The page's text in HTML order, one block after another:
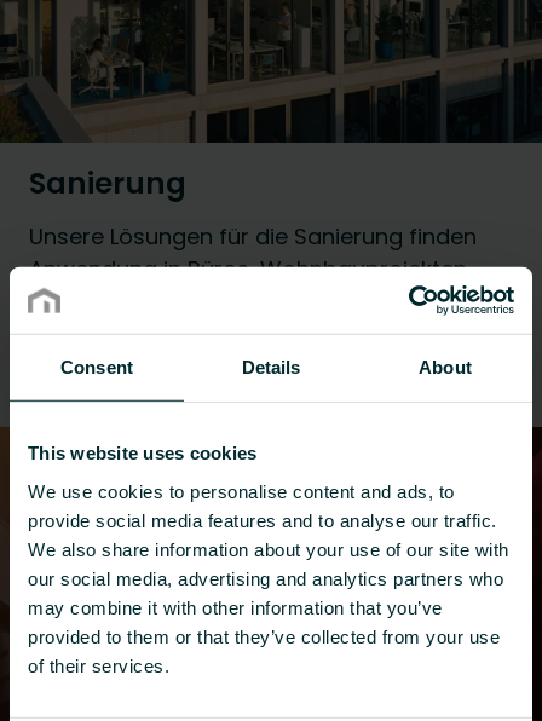
Consent Details About
This website uses cookies
We use cookies to personalise content and ads, to
provide social media features and to analyse our traffic.
We also share information about your use of our site with
our social media, advertising and analytics partners who
may combine it with other information that you’ve
provided to them or that they’ve collected from your use
of their services.
Sanierung
Unsere Lösungen für die Sanierung finden
Anwendung in Büros, Wohnbauprojekten,
Krankenhäusern, Gesundheitseinrichtungen,
Hotels, Schulen, Universitäten und im
privaten Haus- & Wohnungsbau.